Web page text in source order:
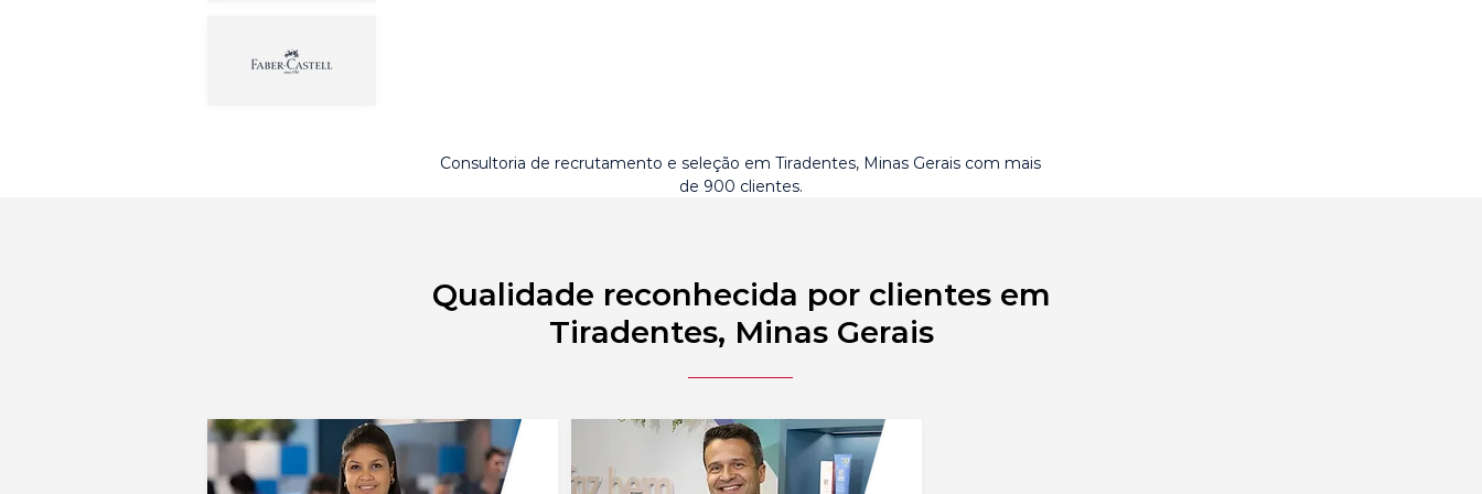
Consultoria de recrutamento e seleção em Tiradentes, Minas Gerais com mais
de 900 clientes.
Qualidade reconhecida por clientes em
Tiradentes, Minas Gerais